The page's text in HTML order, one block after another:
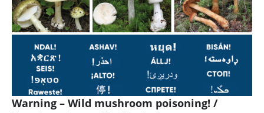
Warning – Wild mushroom poisoning! /